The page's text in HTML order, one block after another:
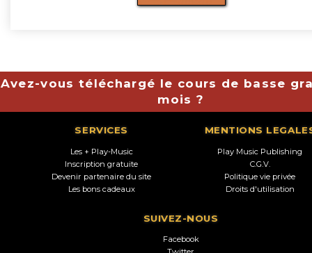
Avez-vous téléchargé le cours de basse
mois ?
SERVICES
Les + Play-Music
Inscription gratuite
Devenir partenaire du site
Les bons cadeaux
MENTIONS
Play Music Publishing
C.G.V.
Politique vie privée
Droits d'utilisation
SUIVEZ-NOUS
Facebook